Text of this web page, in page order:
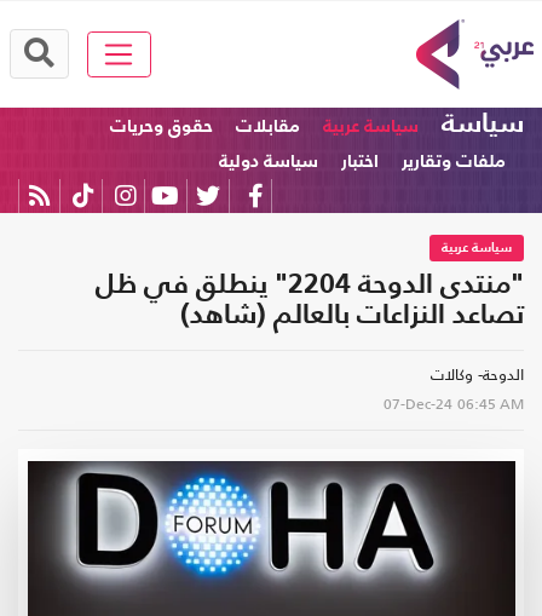
سياسة سياسة عربية مقابلات
حقوق وحريات
ملفات وتقارير
اختبار سياسة دولية
سياسة عربية
"منتدى الدوحة 2204" ينطلق في ظل
تصاعد النزاعات بالعالم (شاهد)
الدوحة- وكالات
07-Dec-24 06:45 AM